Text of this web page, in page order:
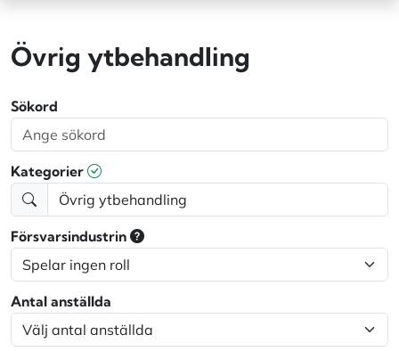
Övrig ytbehandling
Sökord
Kategorier
Försvarsindustrin
Antal anställda